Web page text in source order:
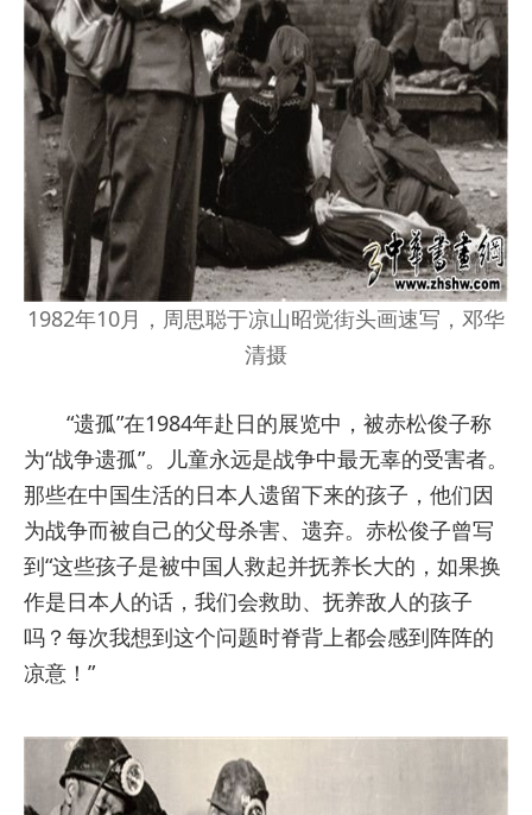
1982年10月，周思聪于凉山昭觉街头画速写，邓华
清摄
“遗孤”在1984年赴日的展览中，被赤松俊子称
为“战争遗孤”。儿童永远是战争中最无辜的受害者。
那些在中国生活的日本人遗留下来的孩子，他们因
为战争而被自己的父母杀害、遗弃。赤松俊子曾写
到“这些孩子是被中国人救起并抚养长大的，如果换
作是日本人的话，我们会救助、抚养敌人的孩子
吗？每次我想到这个问题时脊背上都会感到阵阵的
凉意！”